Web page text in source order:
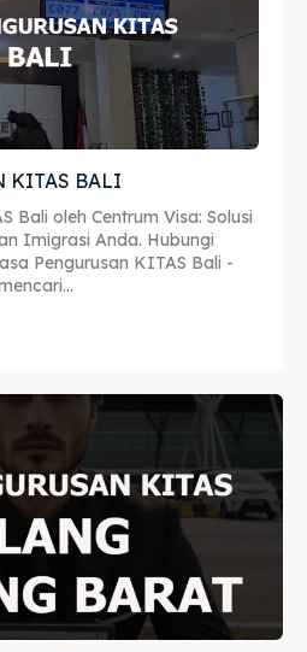
KITAS BALI
Bali oleh Centrum Visa: Solusi
Imigrasi Anda. Hubungi